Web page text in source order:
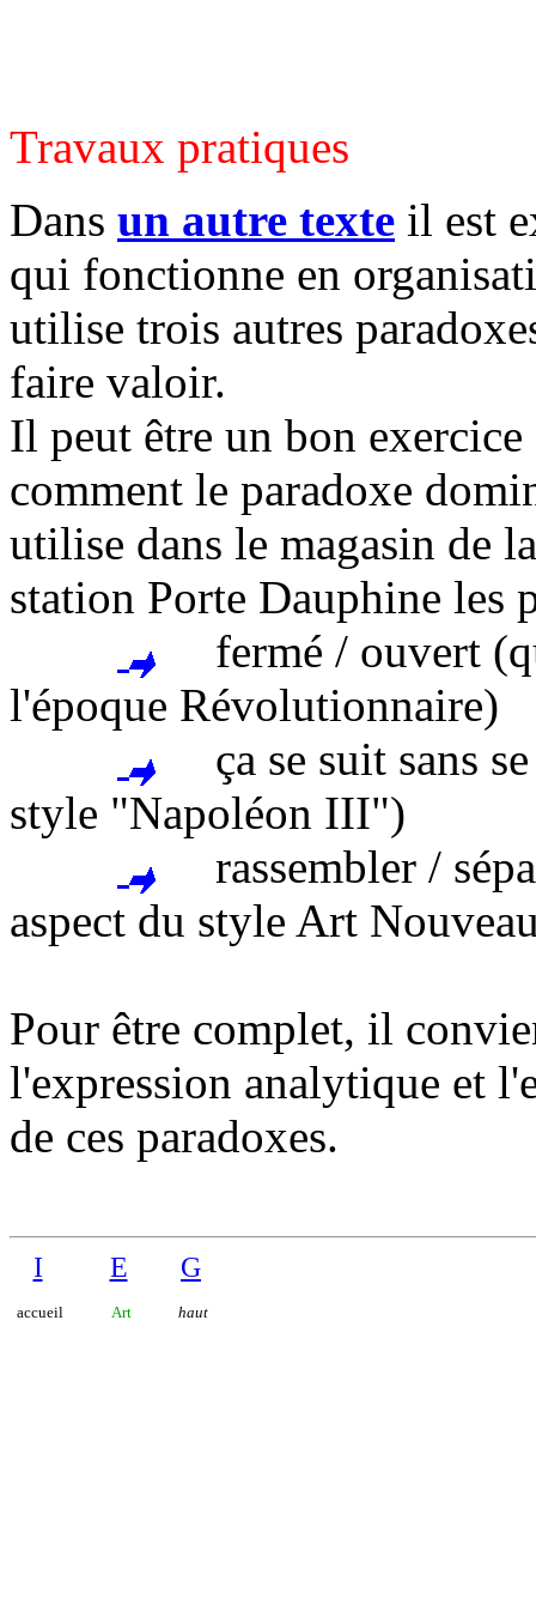
Travaux pratiques
Dans un autre texte il est
qui fonctionne en
utilise trois autres
faire valoir.
Il peut être un bon
comment le paradoxe
utilise dans le magasin de
station Porte Dauphine les
fermé / ouvert
l'époque Révolutionnaire)
ça se suit sans
style "Napoléon III")
rassembler /
aspect du style Art
Pour être complet, il
l'expression analytique et
de ces paradoxes.
I
accueil
E
Art
G
haut